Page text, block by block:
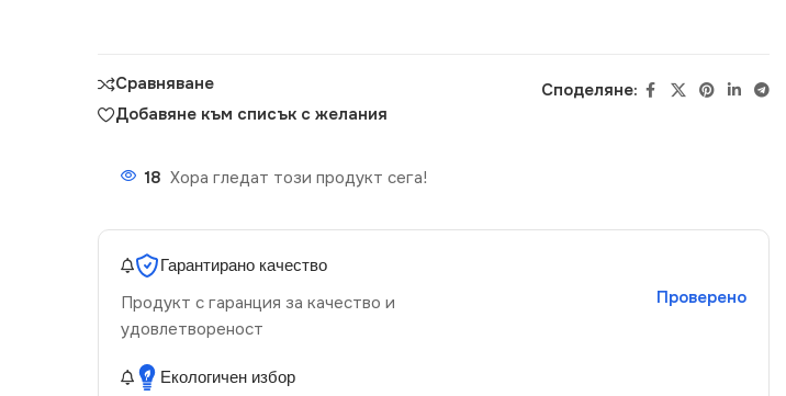
Сравняване
Добавяне към списък с желания
Споделяне:
18 Хора гледат този продукт сега!
Гарантирано качество
Продукт с гаранция за качество и
удовлетвореност
Проверено
Екологичен избор